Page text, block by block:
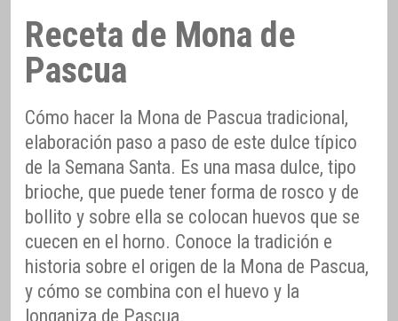
Receta de Mona de
Pascua
Cómo hacer la Mona de Pascua tradicional,
elaboración paso a paso de este dulce típico
de la Semana Santa. Es una masa dulce, tipo
brioche, que puede tener forma de rosco y de
bollito y sobre ella se colocan huevos que se
cuecen en el horno. Conoce la tradición e
historia sobre el origen de la Mona de Pascua,
y cómo se combina con el huevo y la
longaniza de Pascua.